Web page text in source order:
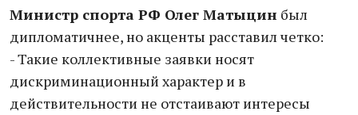
Министр спорта РФ Олег Матыцин был
дипломатичнее, но акценты расставил четко:
- Такие коллективные заявки носят
дискриминационный характер и в
действительности не отстаивают интересы